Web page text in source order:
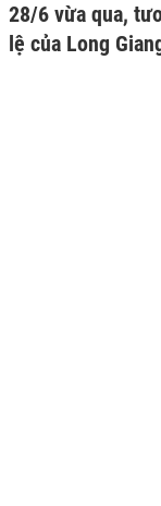
28/6 vừa qua,
lệ của Long